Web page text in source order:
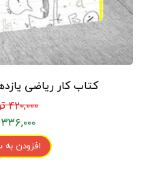
کتاب کار ریاضی
۴۲۰,۰۰۰ تومان
۳۳۶,۰۰۰ تومان
افزودن